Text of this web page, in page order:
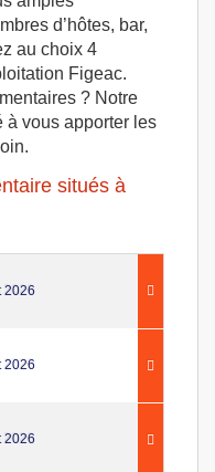
d’hôtes, bar,
au choix 4
Figeac.
? Notre
à vous apporter les
situés à
2026
2026
2026